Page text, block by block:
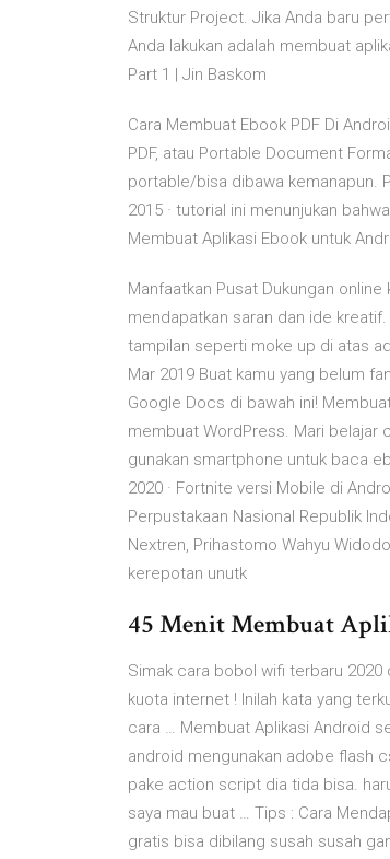
Struktur Project. Jika Anda baru
Anda lakukan adalah membuat
Part 1 | Jin Baskom
Cara Membuat Ebook PDF Di
PDF, atau Portable Document
portable/bisa dibawa kemanapun.
2015 · tutorial ini menunjukan
Membuat Aplikasi Ebook untuk
Manfaatkan Pusat Dukungan
mendapatkan saran dan ide
tampilan seperti moke up di atas
Mar 2019 Buat kamu yang belum
Google Docs di bawah ini!
membuat WordPress. Mari belajar
gunakan smartphone untuk baca
2020 · Fortnite versi Mobile di
Perpustakaan Nasional Republik
Nextren, Prihastomo Wahyu
kerepotan unutk
45 Menit Membuat
Simak cara bobol wifi terbaru
kuota internet ! Inilah kata yang
cara … Membuat Aplikasi Android
android mengunakan adobe flash
pake action script dia tida bisa.
saya mau buat … Tips : Cara
gratis bisa dibilang susah susah